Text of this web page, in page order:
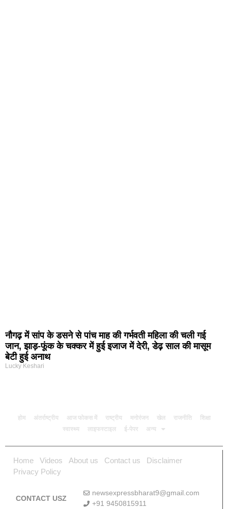
नौगढ़ में सांप के डसने से पांच माह की गर्भवती महिला की चली गई
जान, झाड़-फूंक के चक्कर में हुई इजाज में देरी, डेढ़ साल की मासूम
बेटी हुई अनाथ
Lucky Keshari
होम अंतर्राष्ट्रीय आज फोकस में राष्ट्रीय मनोरंजन खेल राजनीति
शिक्षा
स्वास्थ्य
लाइफस्टाइल ई-पेपर अन्य
Home Videos About us Contact us
Disclaimer
Privacy Policy
CONTACT USZ
newsexpressbharat9@gmail.com
+91 9450815911